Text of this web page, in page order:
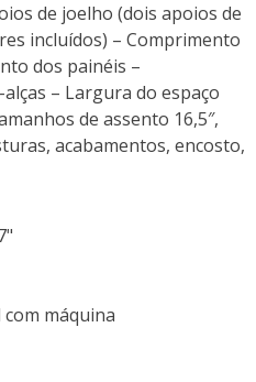
de joelho (dois apoios de
incluídos) – Comprimento
dos painéis –
– Largura do espaço
de assento 16,5″,
acabamentos, encosto,
máquina